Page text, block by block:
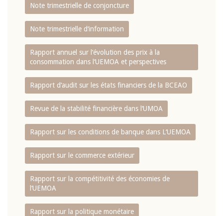
Note trimestrielle de conjoncture
Note trimestrielle d‘information
Rapport annuel sur l‘évolution des prix à la
consommation dans l‘UEMOA et perspectives
Rapport d‘audit sur les états financiers de la BCEAO
Revue de la stabilité financière dans l‘UMOA
Rapport sur les conditions de banque dans L‘UEMOA
Rapport sur le commerce extérieur
Rapport sur la compétitivité des économies de
l‘UEMOA
Rapport sur la politique monétaire